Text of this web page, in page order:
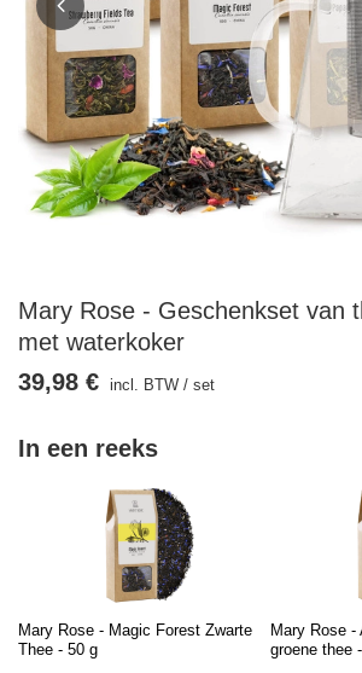
Mary Rose - Geschenkset van
met waterkoker
In een reeks
Mary Rose - Magic Forest Zwarte
Thee - 50 g
Mary Rose -
groene thee
39,98 € incl. BTW / set